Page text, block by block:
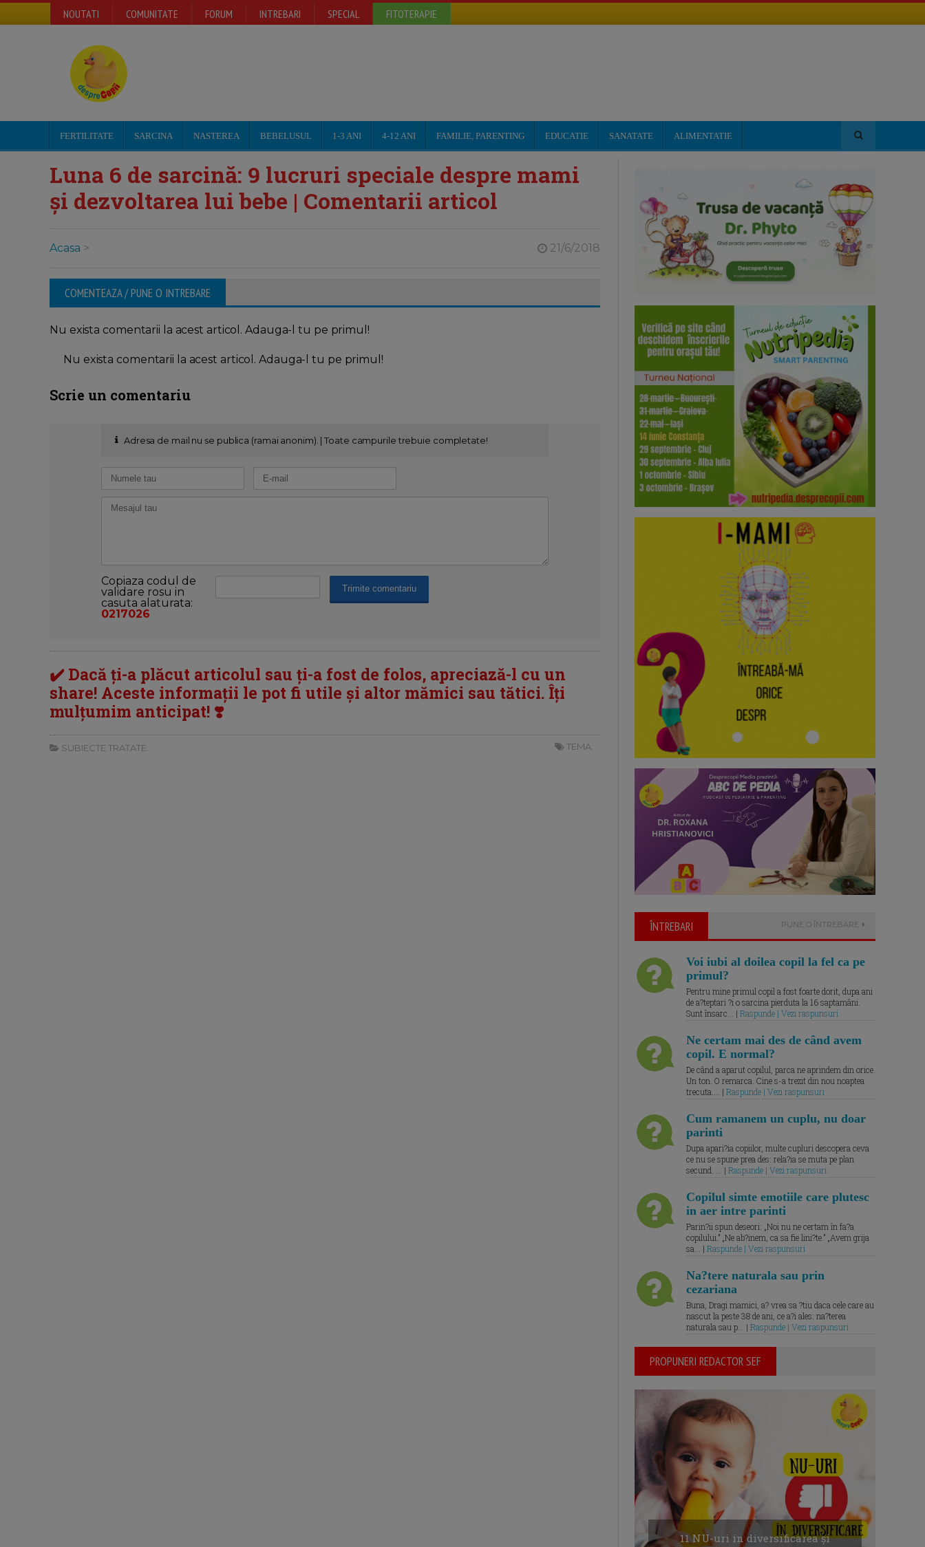
NOUTATI COMUNITATE FORUM INTREBARI SPECIAL FITOTERAPIE
FERTILITATE SARCINA NASTEREA BEBELUSUL 1-3 ANI 4-12 ANI FAMILIE, PARENTING EDUCATIE SANATATE ALIMENTATIE
Luna 6 de sarcină: 9 lucruri speciale despre mami
și dezvoltarea lui bebe | Comentarii articol
Acasa > 21/6/2018
COMENTEAZA / PUNE O INTREBARE
Nu exista comentarii la acest articol. Adauga-l tu pe primul!
Nu exista comentarii la acest articol. Adauga-l tu pe primul!
Scrie un comentariu
Adresa de mail nu se publica (ramai anonim). | Toate campurile trebuie completate!
Copiaza codul de
validare rosu in
casuta alaturata:
0217026
✔️ Dacă ți-a plăcut articolul sau ți-a fost de folos, apreciază-l cu un
share! Aceste informații le pot fi utile și altor mămici sau tătici. Îți
mulțumim anticipat! ❣️
SUBIECTE TRATATE: TEMA:
ÎNTREBARI PUNE O ÎNTREBARE
Voi iubi al doilea copil la fel ca pe
primul?
Pentru mine primul copil a fost foarte dorit, dupa ani
de a?teptari ?i o sarcina pierduta la 16 saptamâni.
Sunt însarc... | Raspunde | Vezi raspunsuri
Ne certam mai des de când avem
copil. E normal?
De când a aparut copilul, parca ne aprindem din orice.
Un ton. O remarca. Cine s-a trezit din nou noaptea
trecuta.... | Raspunde | Vezi raspunsuri
Cum ramanem un cuplu, nu doar
parinti
Dupa apari?ia copiilor, multe cupluri descopera ceva
ce nu se spune prea des: rela?ia se muta pe plan
secund. ... | Raspunde | Vezi raspunsuri
Copilul simte emotiile care plutesc
in aer intre parinti
Parin?ii spun deseori: „Noi nu ne certam în fa?a
copilului.” „Ne ab?inem, ca sa fie lini?te.” „Avem grija
sa... | Raspunde | Vezi raspunsuri
Na?tere naturala sau prin
cezariana
Buna, Dragi mamici, a? vrea sa ?tiu daca cele care au
nascut la peste 38 de ani, ce a?i ales: na?terea
naturala sau p... | Raspunde | Vezi raspunsuri
PROPUNERI REDACTOR SEF
11 NU-uri in diversificarea și